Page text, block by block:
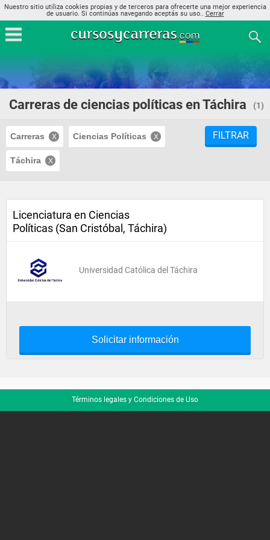
Nuestro sitio utiliza cookies propias y de terceros para ofrecerte una mejor experiencia
de usuario. Si continúas navegando aceptás su uso.. Cerrar
Carreras de ciencias políticas en Táchira (1)
Carreras Ciencias Políticas
Táchira
FILTRAR
Licenciatura en Ciencias
Políticas (San Cristóbal, Táchira)
Universidad Católica del Táchira
Solicitar información
Términos legales y Condiciones de Uso